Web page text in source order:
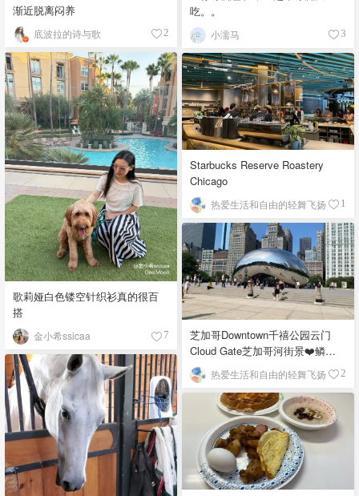
吃。。
小濡马 3
渐近脱离闷养
底波拉的诗与歌 2
歌莉娅白色镂空针织衫真的很百
搭
金小希ssicaa 7
Starbucks Reserve Roastery
Chicago
热爱生活和自由的轻舞飞扬 1
芝加哥Downtown千禧公园云门
Cloud Gate芝加哥河街景❤️鳞次
栉比的高楼
热爱生活和自由的轻舞飞扬 2